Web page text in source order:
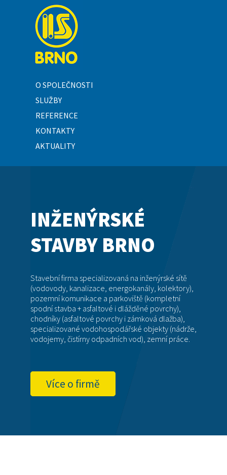
O SPOLEČNOSTI
SLUŽBY
REFERENCE
KONTAKTY
AKTUALITY
INŽENÝRSKÉ
STAVBY BRNO
Stavební firma specializovaná na inženýrské sítě
(vodovody, kanalizace, energokanály, kolektory),
pozemní komunikace a parkoviště (kompletní
spodní stavba + asfaltové i dlážděné povrchy),
chodníky (asfaltové povrchy i zámková dlažba),
specializované vodohospodářské objekty (nádrže,
vodojemy, čistírny odpadních vod), zemní práce.
Více o firmě